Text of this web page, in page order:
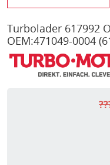
Turbolader 617992
OEM:471049-0004